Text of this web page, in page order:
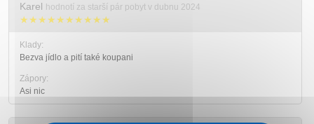
Karel hodnotí za starší pár pobyt v dubnu 2024
★★★★★★★★★★
Klady:
Bezva jídlo a pití také koupani
Zápory:
Asi nic